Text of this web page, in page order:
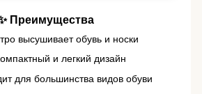
Преимущества
высушивает обувь и носки
и легкий дизайн
для большинства видов обуви